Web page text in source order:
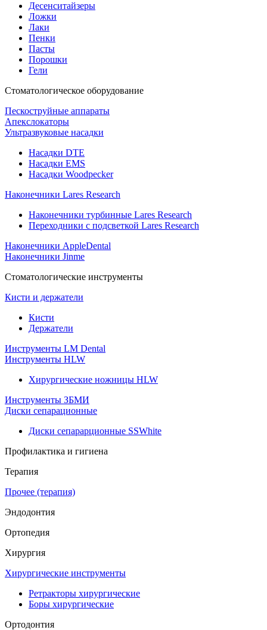
Десенситайзеры
Ложки
Лаки
Пенки
Пасты
Порошки
Гели
Стоматологическое оборудование
Пескоструйные аппараты
Апекслокаторы
Ультразвуковые насадки
Насадки DTE
Насадки EMS
Насадки Woodpecker
Наконечники Lares Research
Наконечники турбинные Lares Research
Переходники с подсветкой Lares Research
Наконечники AppleDental
Наконечники Jinme
Стоматологические инструменты
Кисти и держатели
Кисти
Держатели
Инструменты LM Dental
Инструменты HLW
Хирургические ножницы HLW
Инструменты ЗБМИ
Диски сепарационные
Диски сепарарционные SSWhite
Профилактика и гигиена
Терапия
Прочее (терапия)
Эндодонтия
Ортопедия
Хирургия
Хирургические инструменты
Ретракторы хирургические
Боры хирургические
Ортодонтия